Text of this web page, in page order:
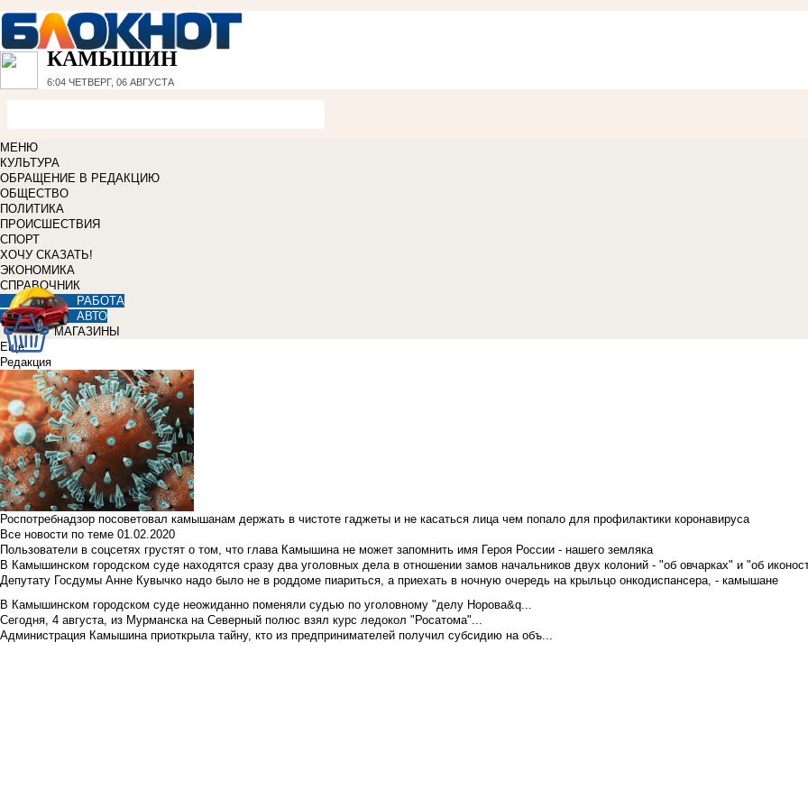
КАМЫШИН
6:04 ЧЕТВЕРГ, 06 АВГУСТА
МЕНЮ
КУЛЬТУРА
ОБРАЩЕНИЕ В РЕДАКЦИЮ
ОБЩЕСТВО
ПОЛИТИКА
ПРОИСШЕСТВИЯ
СПОРТ
ХОЧУ СКАЗАТЬ!
ЭКОНОМИКА
СПРАВОЧНИК
РАБОТА
АВТО
МАГАЗИНЫ
Еще
Редакция
Роспотребнадзор посоветовал камышанам держать в чистоте гаджеты и не касаться лица чем попало для профилактики коронавируса
Все новости по теме 01.02.2020
Пользователи в соцсетях грустят о том, что глава Камышина не может запомнить имя Героя России - нашего земляка
В Камышинском городском суде находятся сразу два уголовных дела в отношении замов начальников двух колоний - "об овчарках" и "об
Депутату Госдумы Анне Кувычко надо было не в роддоме пиариться, а приехать в ночную очередь на крыльцо онкодиспансера, - камышане
В Камышинском городском суде неожиданно поменяли судью по уголовному "делу Норова&q...
Сегодня, 4 августа, из Мурманска на Северный полюс взял курс ледокол "Росатома"...
Администрация Камышина приоткрыла тайну, кто из предпринимателей получил субсидию на объ...